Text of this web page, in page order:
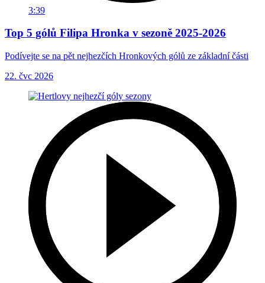
3:39
Top 5 gólů Filipa Hronka v sezoně 2025-2026
Podívejte se na pět nejhezčích Hronkových gólů ze základní části
22. čvc 2026